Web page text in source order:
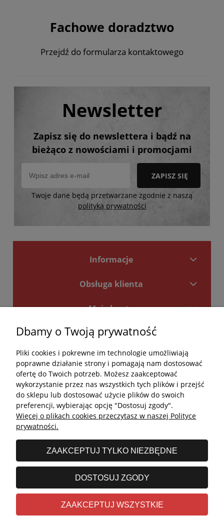
Fachowe doradztwo
Przejdź do formularza kontaktowego
Newsletter
Zapisz się do newslettera i bądź na
bieżąco z nowościami i promocjami
ZAPISZ SIĘ
Twoje dane będą przetwarzane zgodnie z naszą
polityką prywatności
Informacje
Obsługa klienta
Moje konto
Płatności i dostawa
Kontakt
Kontakt
undefined
Godziny otwarcia salonu:
Poniedziałek - Piątek: 11:00 - 19:00
Sobota: 10:00 - 14:00
undefined © 2026 Wszelkie prawa zastrzeżone
RealizacjaStolems.com|Sklep internetowy Shoper.pl
Dbamy o Twoją prywatność
Pliki cookies i pokrewne im technologie umożliwiają
poprawne działanie strony i pomagają nam dostosować
ofertę do Twoich potrzeb. Możesz zaakceptować
wykorzystanie przez nas wszystkich tych plików i przejść
do sklepu lub dostosować użycie plików do swoich
preferencji, wybierając opcję "Dostosuj zgody".
Więcej o plikach cookies przeczytasz w naszej Polityce
prywatności.
ZAAKCEPTUJ TYLKO NIEZBĘDNE
DOSTOSUJ ZGODY
ZAAKCEPTUJ WSZYSTKIE